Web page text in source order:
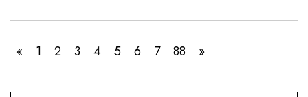
« 1 2 3 4 5 6 7 88 »